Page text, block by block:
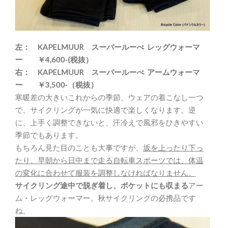
左： KAPELMUUR スーパールーべ レッグウォーマ
ー ￥4,600-(税抜）
右： KAPELMUUR スーパールーべ アームウォーマ
ー ￥3,500- （税抜）
寒暖差の大きいこれからの季節、ウェアの着こなし一つ
で、サイクリングが一気に快適で楽しくなります。逆
に、上手く調整できないと、汗冷えで風邪をひきやすい
季節でもあります。
もちろん見た目のことも大事ですが、 坂を上ったり下っ
たり、早朝から日中まで走る自転車スポーツでは、体温
の変化に合わせて服装を調整しなければなりません。
サイクリング途中で脱ぎ着し、ポケットにも収まるアー
ム・レッグウォーマー。秋サイクリングの必携品です
ね。